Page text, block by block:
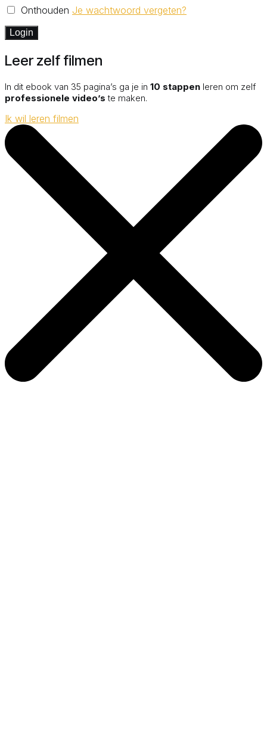
Onthouden Je wachtwoord vergeten?
Login
Leer zelf filmen
In dit ebook van 35 pagina’s ga je in 10 stappen leren om zelf
professionele video’s te maken.
Ik wil leren filmen